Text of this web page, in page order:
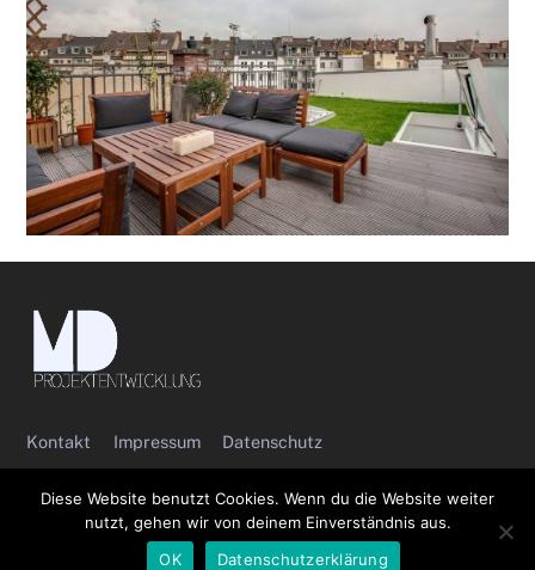
Kontakt Impressum Datenschutz
Powered by
ELITE MEDIA PRODUCTION
Diese Website benutzt Cookies. Wenn du die Website weiter
nutzt, gehen wir von deinem Einverständnis aus.
OK
Datenschutzerklärung